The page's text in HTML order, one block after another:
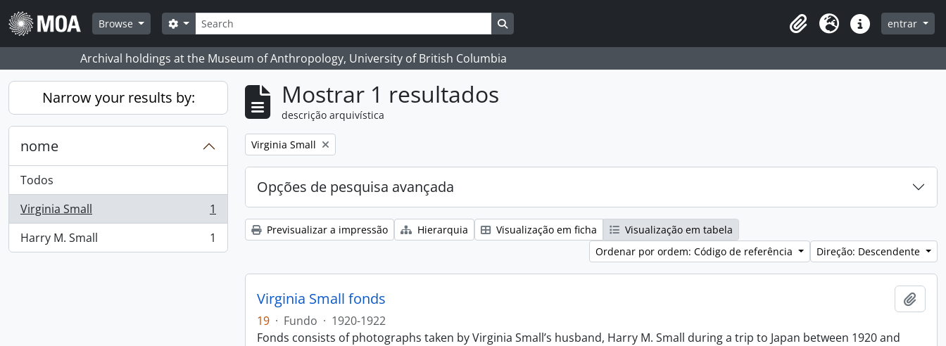
Skip to main content
Browse
Pesquisar
Search options Search in browse page
Clipboard
Idioma Ligações rápidas
entrar
Archival holdings at the Museum of Anthropology, University of British Columbia
Narrow your results by:
nome
Todos
Virginia Small
, 1 resultados
1
Harry M. Small
, 1 resultados 1
Mostrar 1 resultados
descrição arquivística
Remove filter:
Virginia Small
Opções de pesquisa avançada
Previsualizar a impressão Hierarquia Visualização em ficha
Visualização em tabela
Ordenar por ordem: Código de referência
Direção: Descendente
Virginia Small fonds
19 · Fundo · 1920-1922
Fonds consists of photographs taken by Virginia Small’s husband, Harry M. Small during a trip to Japan between 1920 and